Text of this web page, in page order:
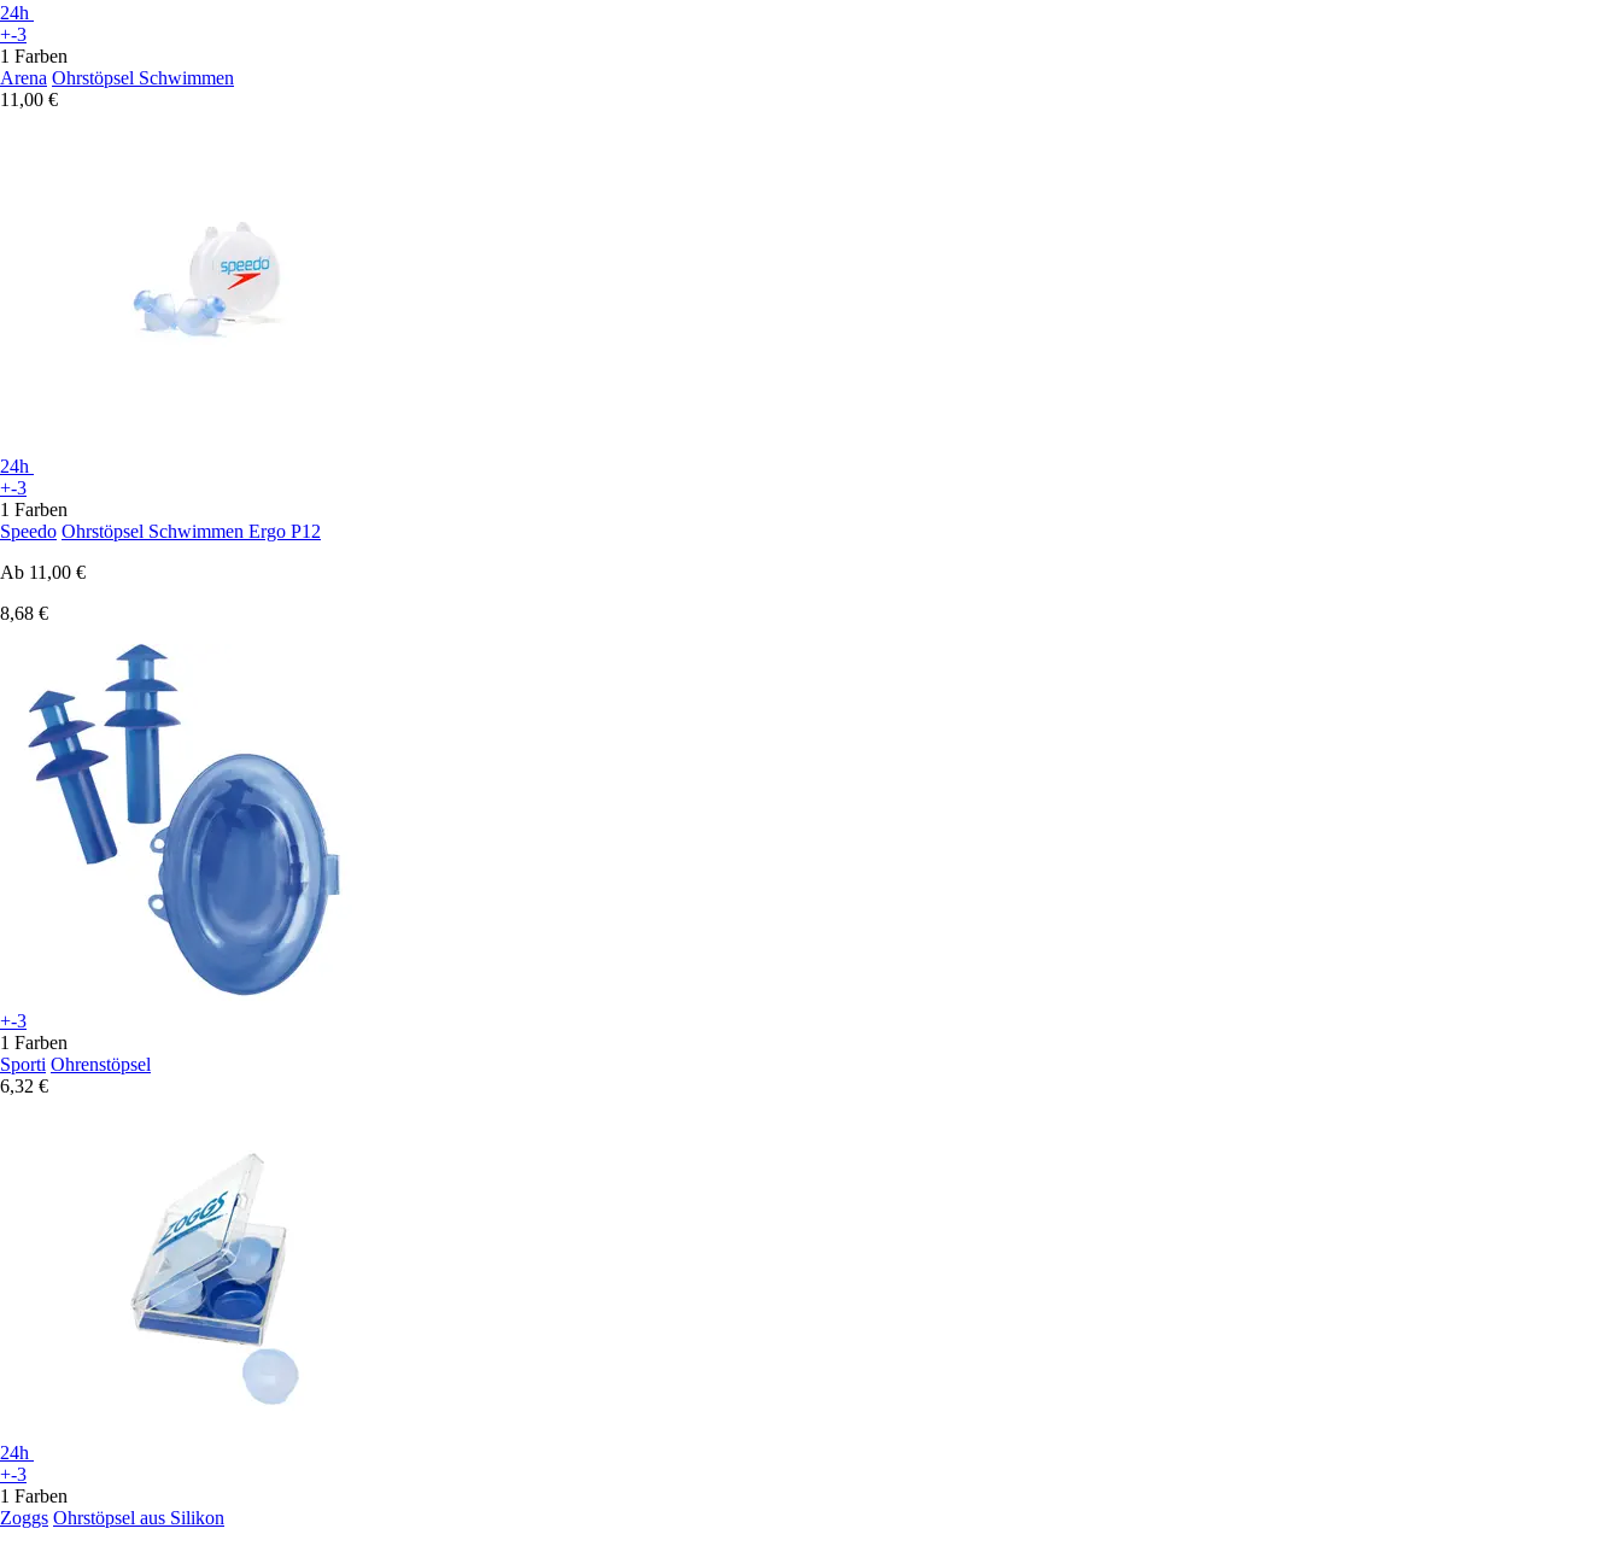
24h
+-3
1 Farben
Arena Ohrstöpsel Schwimmen
11,00 €
24h
+-3
1 Farben
Speedo Ohrstöpsel Schwimmen Ergo P12
Ab 11,00 €
8,68 €
+-3
1 Farben
Sporti Ohrenstöpsel
6,32 €
24h
+-3
1 Farben
Zoggs Ohrstöpsel aus Silikon